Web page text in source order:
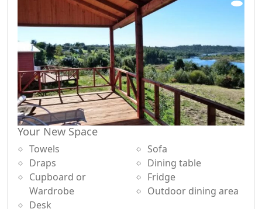
Your New Space
Towels
Draps
Cupboard or
Wardrobe
Desk
Sofa
Dining table
Fridge
Outdoor dining area